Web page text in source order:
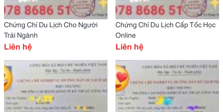
Chứng Chỉ Du Lịch Cho Người
Trái Ngành
Liên hệ
Chứng Chỉ Du Lịch Cấp Tốc Học
Online
Liên hệ